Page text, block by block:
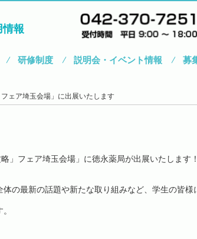
情報
研修制度 説明会・イベント情報 募
ェア埼玉会場」に出展いたします
」フェア埼玉会場」に徳永薬局が出展いたします！
の最新の話題や新たな取り組みなど、学生の皆